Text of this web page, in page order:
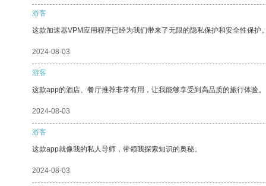
游客
这款加速器VPM应用程序已经为我们带来了无限的隐私保护和安全性保护
2024-08-03
游客
这款app的酒店、餐厅推荐非常有用，让我能够享受到高品质的旅行体验。
2024-08-03
游客
这款app就像我的私人导师，带领我探索知识的奥秘。
2024-08-03